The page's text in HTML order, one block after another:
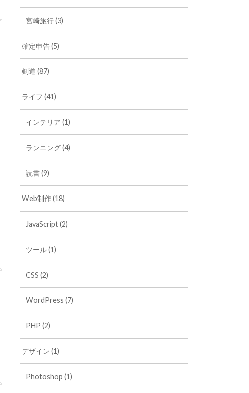
宮崎旅行(3)
確定申告(5)
剣道(87)
ライフ(41)
インテリア (1)
ランニング(4)
読書(9)
Web制作(18)
JavaScript(2)
ツール(1)
CSS (2)
WordPress (7)
PHP (2)
デザイン(1)
Photoshop (1)